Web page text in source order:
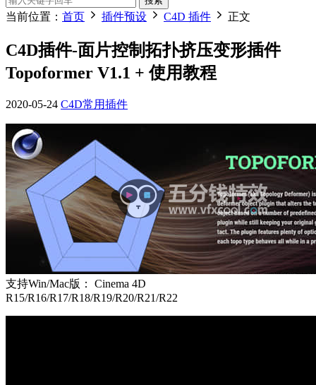
当前位置： 首页 插件预设 C4D 插件 正文
C4D插件-面片控制拓扑挤压变形插件
Topoformer V1.1 + 使用教程
2020-05-24 C4D常用插件
支持Win/Mac版： Cinema 4D
R15/R16/R17/R18/R19/R20/R21/R22